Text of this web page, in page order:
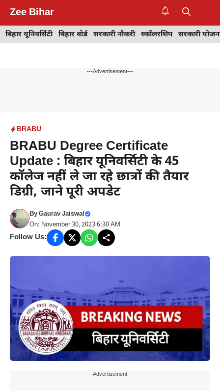
content
Zee Bihar
बिहार यूनिवर्सिटी बिहार बोर्ड सरकारी नौकरी स्कॉलरशिप सरकारी
---Advertisement---
BRABU
BRABU Degree Certificate
Update : बिहार यूनिवर्सिटी के 45
कॉलेज नहीं ले जा रहे छात्रों की तैयार
डिग्री, जाने पूरी अपडेट
ByGaurav Jaiswal
On: November 30, 2023 6:30 AM
Follow Us:
---Advertisement---